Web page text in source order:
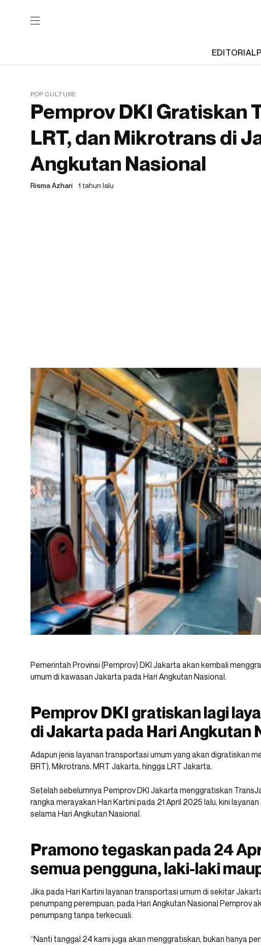
EDITORIAL
POP CULTURE
Pemprov DKI Gratiskan
LRT, dan Mikrotrans di
Angkutan Nasional
Risma Azhari 1 tahun lalu
Pemerintah Provinsi (Pemprov) DKI Jakarta akan kembali
umum di kawasan Jakarta pada Hari Angkutan Nasional.
Pemprov DKI gratiskan lagi
di Jakarta pada Hari Angkutan
Adapun jenis layanan transportasi umum yang akan digratiskan
BRT), Mikrotrans, MRT Jakarta, hingga LRT Jakarta.
Setelah sebelumnya Pemprov DKI Jakarta menggratiskan
rangka merayakan Hari Kartini pada 21 April 2025 lalu, kini
selama Hari Angkutan Nasional.
Pramono tegaskan pada 24
semua pengguna, laki-laki
Jika pada Hari Kartini layanan transportasi umum di sekitar
penumpang perempuan, pada Hari Angkutan Nasional Pemprov
penumpang tanpa terkecuali.
“Nanti tanggal 24 kami juga akan menggratiskan, bukan hanya